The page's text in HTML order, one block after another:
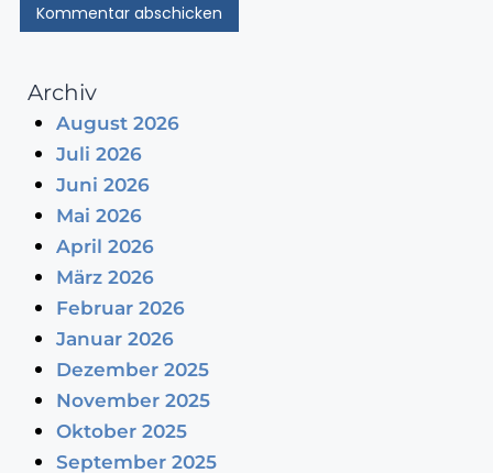
Archiv
August 2026
Juli 2026
Juni 2026
Mai 2026
April 2026
März 2026
Februar 2026
Januar 2026
Dezember 2025
November 2025
Oktober 2025
September 2025